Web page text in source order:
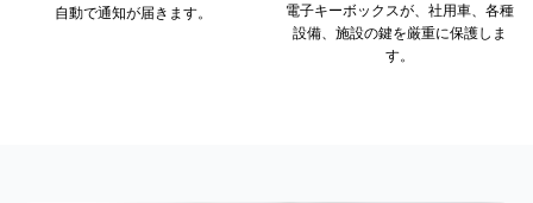
自動で通知が届きます。
電子キーボックスが、社用車、各種
設備、施設の鍵を厳重に保護しま
す。